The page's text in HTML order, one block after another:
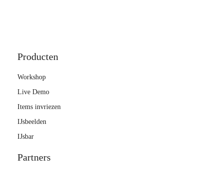
Producten
Workshop
Live Demo
Items invriezen
IJsbeelden
IJsbar
Partners